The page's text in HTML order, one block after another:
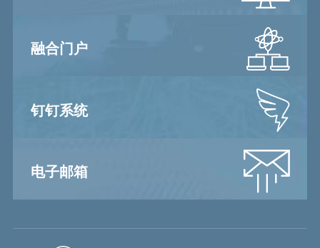
融合门户
钉钉系统
电子邮箱